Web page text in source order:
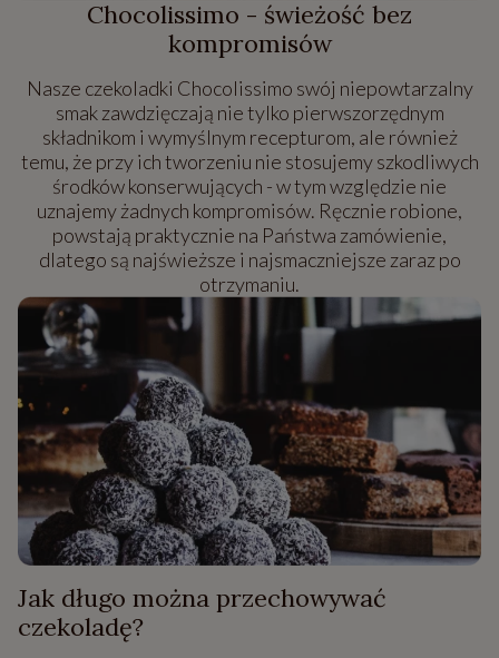
Chocolissimo - świeżość bez
kompromisów
Nasze czekoladki Chocolissimo swój niepowtarzalny
smak zawdzięczają nie tylko pierwszorzędnym
składnikom i wymyślnym recepturom, ale również
temu, że przy ich tworzeniu nie stosujemy szkodliwych
środków konserwujących - w tym względzie nie
uznajemy żadnych kompromisów. Ręcznie robione,
powstają praktycznie na Państwa zamówienie,
dlatego są najświeższe i najsmaczniejsze zaraz po
otrzymaniu.
Jak długo można przechowywać
czekoladę?